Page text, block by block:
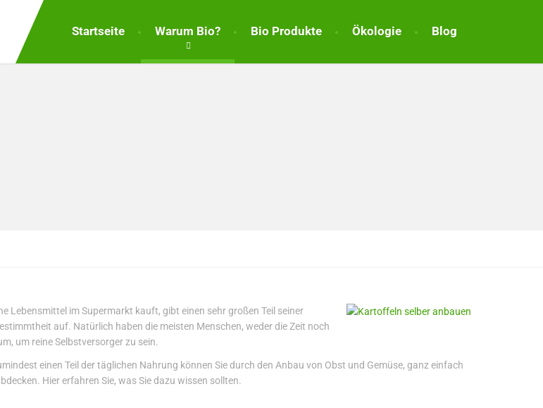
Startseite Warum Bio? Bio Produkte Ökologie Blog
Lebensmittel im Supermarkt kauft, gibt einen sehr großen Teil seiner
auf. Natürlich haben die meisten Menschen, weder die Zeit noch
um reine Selbstversorger zu sein.
einen Teil der täglichen Nahrung können Sie durch den Anbau von Obst und Gemüse, ganz einfach
Hier erfahren Sie, was Sie dazu wissen sollten.